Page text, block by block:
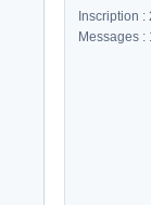
Inscription
Messages :